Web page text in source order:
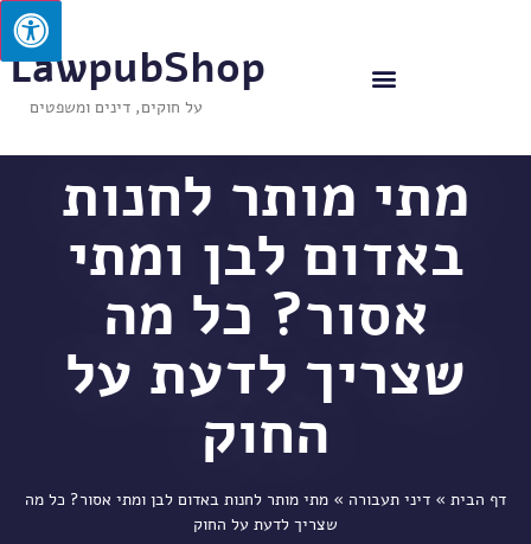
LawpubShop
על חוקים, דינים ומשפטים
מתי מותר לחנות
באדום לבן ומתי
אסור? כל מה
שצריך לדעת על
החוק
דף הבית » דיני תעבורה » מתי מותר לחנות באדום לבן ומתי אסור? כל מה
שצריך לדעת על החוק